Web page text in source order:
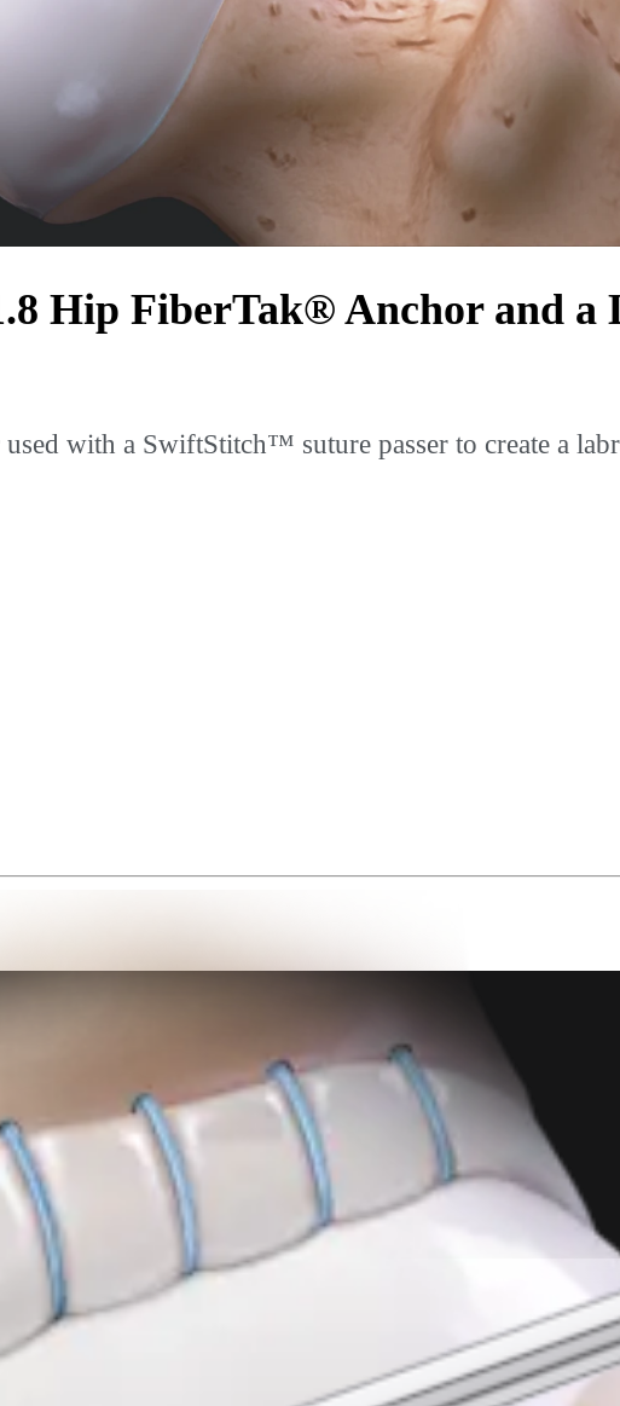
Hip FiberTak® Anchor and a
with a SwiftStitch™ suture passer to create a